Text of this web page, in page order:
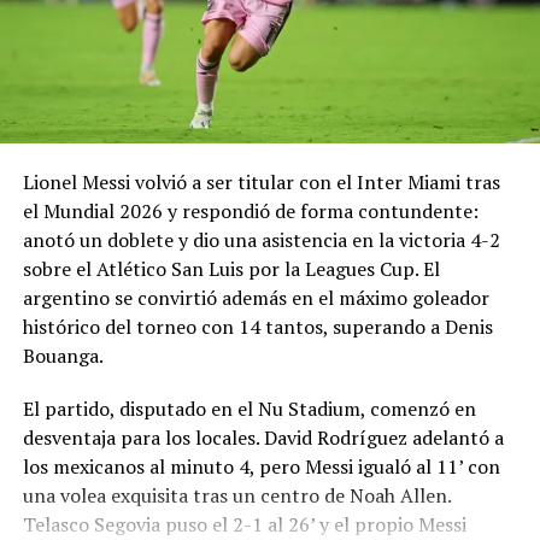
Facebook X
Me gusta esto:
Lionel Messi volvió a ser titular con el Inter Miami tras
el Mundial 2026 y respondió de forma contundente:
anotó un doblete y dio una asistencia en la victoria 4-2
sobre el Atlético San Luis por la Leagues Cup. El
argentino se convirtió además en el máximo goleador
histórico del torneo con 14 tantos, superando a Denis
Bouanga.
El partido, disputado en el Nu Stadium, comenzó en
desventaja para los locales. David Rodríguez adelantó a
los mexicanos al minuto 4, pero Messi igualó al 11’ con
una volea exquisita tras un centro de Noah Allen.
Telasco Segovia puso el 2-1 al 26’ y el propio Messi